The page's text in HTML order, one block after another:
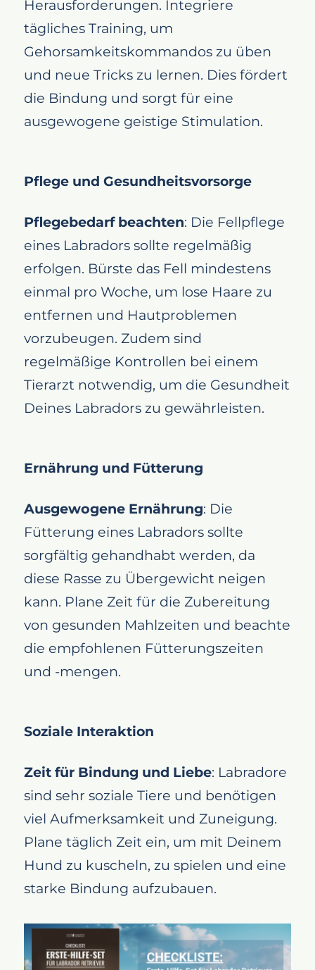
Herausforderungen. Integriere
tägliches Training, um
Gehorsamkeitskommandos zu üben
und neue Tricks zu lernen. Dies fördert
die Bindung und sorgt für eine
ausgewogene geistige Stimulation.
Pflege und Gesundheitsvorsorge
Pflegebedarf beachten: Die Fellpflege
eines Labradors sollte regelmäßig
erfolgen. Bürste das Fell mindestens
einmal pro Woche, um lose Haare zu
entfernen und Hautproblemen
vorzubeugen. Zudem sind
regelmäßige Kontrollen bei einem
Tierarzt notwendig, um die Gesundheit
Deines Labradors zu gewährleisten.
Ernährung und Fütterung
Ausgewogene Ernährung: Die
Fütterung eines Labradors sollte
sorgfältig gehandhabt werden, da
diese Rasse zu Übergewicht neigen
kann. Plane Zeit für die Zubereitung
von gesunden Mahlzeiten und beachte
die empfohlenen Fütterungszeiten
und -mengen.
Soziale Interaktion
Zeit für Bindung und Liebe: Labradore
sind sehr soziale Tiere und benötigen
viel Aufmerksamkeit und Zuneigung.
Plane täglich Zeit ein, um mit Deinem
Hund zu kuscheln, zu spielen und eine
starke Bindung aufzubauen.